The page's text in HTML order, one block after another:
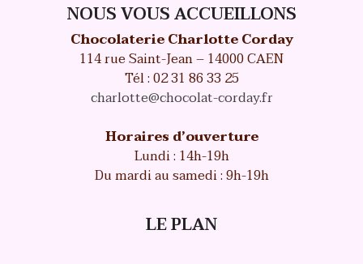
NOUS VOUS ACCUEILLONS
Chocolaterie Charlotte Corday
114 rue Saint-Jean – 14000 CAEN
Tél : 02 31 86 33 25
charlotte@chocolat-corday.fr
Horaires d’ouverture
Lundi : 14h-19h
Du mardi au samedi : 9h-19h
LE PLAN